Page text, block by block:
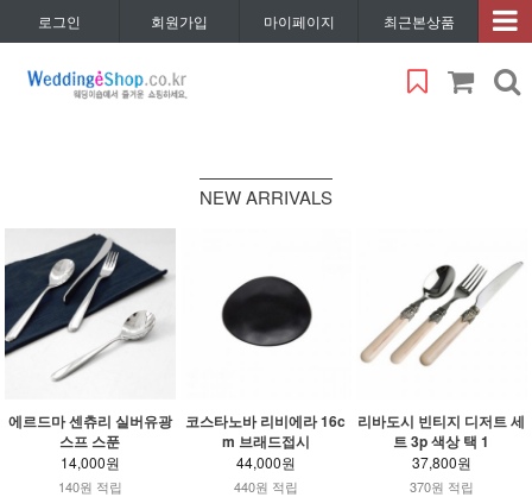
로그인 회원가입 마이페이지 최근본상품
NEW ARRIVALS
에르드마 센츄리 실버유광
스프 스푼
14,000원
140원 적립
코스타노바 리비에라 16c
m 브래드접시
44,000원
440원 적립
리바도시 빈티지 디저트 세
트 3p 색상 택 1
37,800원
370원 적립